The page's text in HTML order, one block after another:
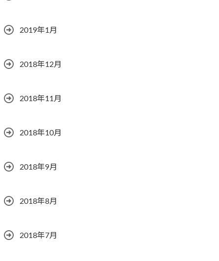
2019年1月
2018年12月
2018年11月
2018年10月
2018年9月
2018年8月
2018年7月